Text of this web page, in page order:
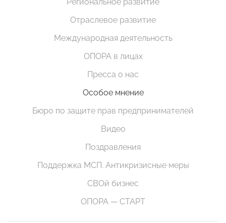
Отраслевое развитие
Международная деятельность
ОПОРА в лицах
Пресса о нас
Особое мнение
Бюро по защите прав предпринимателей
Видео
Поздравления
Поддержка МСП. Антикризисные меры
СВОй бизнес
ОПОРА — СТАРТ